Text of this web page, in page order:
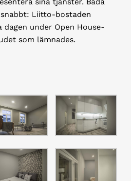
Liitto-bostaden
dagen under Open House-
som lämnades.